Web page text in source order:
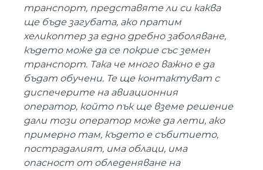
транспорт, представяте ли си каква
ще бъде загубата, ако пратим
хеликоптер за едно дребно заболяване,
където може да се покрие със земен
транспорт. Така че много важно е да
бъдат обучени. Те ще контактуват с
диспечерите на авиационния
оператор, който пък ще вземе решение
дали този оператор може да лети, ако
примерно там, където е събитието,
пострадалият, има облаци, има
опасност от обледеняване на